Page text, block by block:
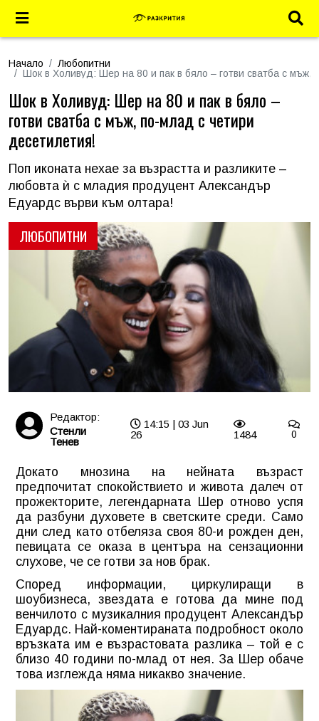
Начало
Любопитни
Шок в Холивуд: Шер на 80 и пак в бяло – готви сватба с мъж,
ЛЮБОПИТНИ
Шок в Холивуд: Шер на 80 и пак в бяло –
готви сватба с мъж, по-млад с четири
десетилетия!
Поп иконата нехае за възрастта и разликите –
любовта ѝ с младия продуцент Александър
Едуардс върви към олтара!
Редактор:
Стенли
Тенев
14:15 | 03 Jun
26
1484 0
Докато мнозина на нейната възраст
предпочитат спокойствието и живота далеч от
прожекторите, легендарната Шер отново успя
да разбуни духовете в светските среди. Само
дни след като отбеляза своя 80-и рожден ден,
певицата се оказа в центъра на сензационни
слухове, че се готви за нов брак.
Според информации, циркулиращи в
шоубизнеса, звездата е готова да мине под
венчилото с музикалния продуцент Александър
Едуардс. Най-коментираната подробност около
връзката им е възрастовата разлика – той е с
близо 40 години по-млад от нея. За Шер обаче
това изглежда няма никакво значение.